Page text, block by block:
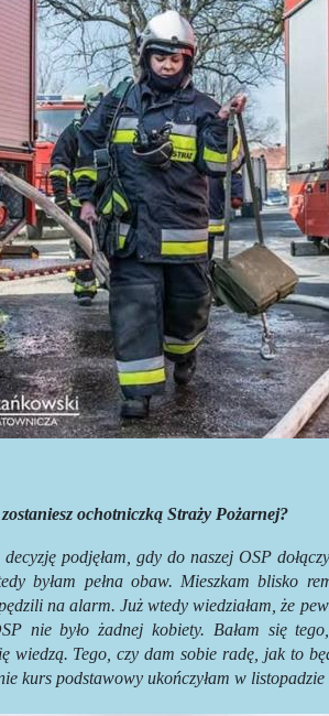
ochotniczką Straży Pożarnej?
decyzję podjęłam, gdy do naszej OSP
byłam pełna obaw. Mieszkam blisko
na alarm. Już wtedy wiedziałam, że
nie było żadnej kobiety. Bałam się
wiedzą. Tego, czy dam sobie radę, jak to
kurs podstawowy ukończyłam w